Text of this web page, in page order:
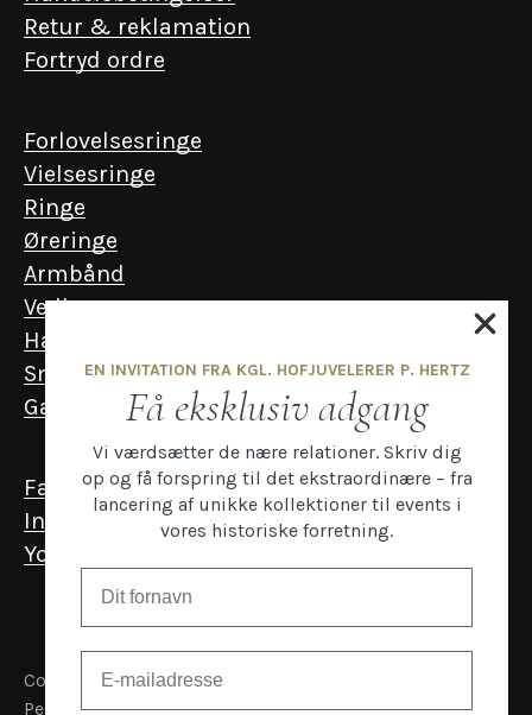
Retur & reklamation
Fortryd ordre
Forlovelsesringe
Vielsesringe
Ringe
Øreringe
Armbånd
Vedhæng
Halskæder
Smykker til mænd
Gavekort
Facebook
Instagram
YouTube
Copyright P.Hertz
Persondata- og cookiepolitik
EN INVITATION FRA KGL. HOFJUVELERER P. HERTZ
Få eksklusiv adgang
Vi værdsætter de nære relationer. Skriv dig
op og få forspring til det ekstraordinære – fra
lancering af unikke kollektioner til events i
vores historiske forretning.